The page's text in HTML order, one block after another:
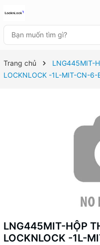
Trang chủ
LNG445MIT-
LOCKNLOCK -1L-MIT-CN-6-
LNG445MIT-HỘP
LOCKNLOCK -1L-